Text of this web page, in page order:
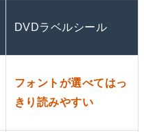
DVDラベルシール
フォントが選べてはっ
きり読みやすい